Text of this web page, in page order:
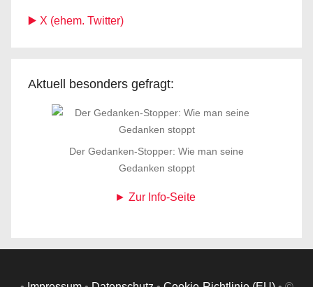
▶️ X (ehem. Twitter)
Aktuell besonders gefragt:
Der Gedanken-Stopper: Wie man seine
Gedanken stoppt
► Zur Info-Seite